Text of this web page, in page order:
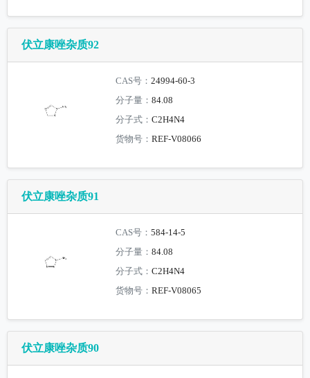
伏立康唑杂质92
CAS号：24994-60-3
分子量：84.08
分子式：C2H4N4
货物号：REF-V08066
伏立康唑杂质91
CAS号：584-14-5
分子量：84.08
分子式：C2H4N4
货物号：REF-V08065
伏立康唑杂质90